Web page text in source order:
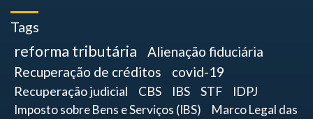
Tags
reforma tributária
Alienação fiduciária
Recuperação de créditos
covid-19
Recuperação judicial CBS IBS STF
IDPJ
Imposto sobre Bens e Serviços (IBS)
Marco Legal das